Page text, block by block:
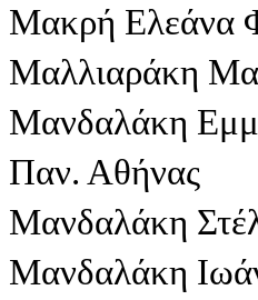
Μακρή Ελεάνα
Μαλλιαράκη
Μανδαλάκη
Παν. Αθήνας
Μανδαλάκη
Μανδαλάκη